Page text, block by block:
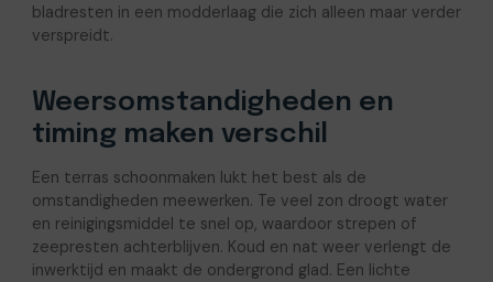
bladresten in een modderlaag die zich alleen maar verder
verspreidt.
Weersomstandigheden en
timing maken verschil
Een terras schoonmaken lukt het best als de
omstandigheden meewerken. Te veel zon droogt water
en reinigingsmiddel te snel op, waardoor strepen of
zeepresten achterblijven. Koud en nat weer verlengt de
inwerktijd en maakt de ondergrond glad. Een lichte